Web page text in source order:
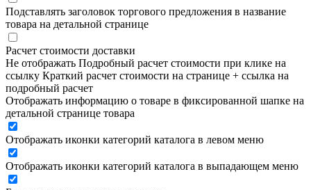
Подставлять заголовок торгового предложения в название
товара на детальной странице
Расчет стоимости доставки
Не отображать Подробный расчет стоимости при клике на
ссылку Краткий расчет стоимости на странице + ссылка на
подробный расчет
Отображать информацию о товаре в фиксированной шапке на
детальной странице товара
Отображать иконки категорий каталога в левом меню
Отображать иконки категорий каталога в выпадающем меню